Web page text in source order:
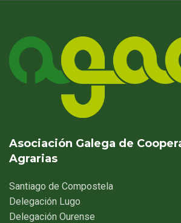
Asociación Galega de
Agrarias
Santiago de Compostela
Delegación Lugo
Delegación Ourense